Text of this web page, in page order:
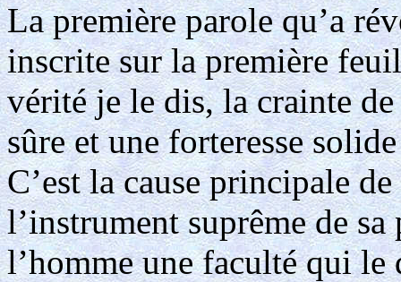
La première parole qu’a
inscrite sur la première
vérité je le dis, la crainte
sûre et une forteresse
C’est la cause principale
l’instrument suprême de
l’homme une faculté qui le